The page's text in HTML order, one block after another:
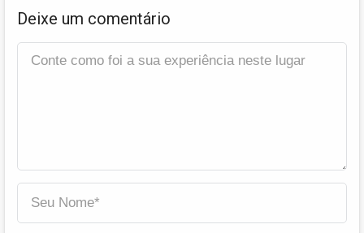
Deixe um comentário